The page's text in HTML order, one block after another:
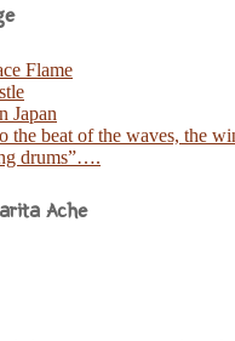
Flame
Japan
the beat of the waves, the
drums”….
Ache